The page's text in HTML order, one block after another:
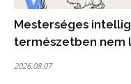
Mesterséges
természetben nem
2026.08.07